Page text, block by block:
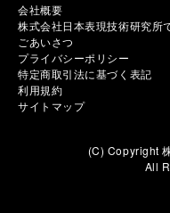
会社概要
株式会社日本表現技術研究所
ごあいさつ
プライバシーポリシー
特定商取引法に基づく表記
利用規約
サイトマップ
(C) Copyright
All